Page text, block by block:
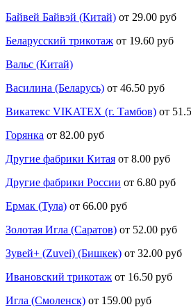
Байвей Байвэй (Китай) от 29.00 руб
Беларусский трикотаж от 19.60 руб
Вальс (Китай)
Василина (Беларусь) от 46.50 руб
Викатекс VIKATEX (г. Тамбов) от
Горянка от 82.00 руб
Другие фабрики Китая от 8.00 руб
Другие фабрики России от 6.80 руб
Ермак (Тула) от 66.00 руб
Золотая Игла (Саратов) от 52.00 руб
Зувей+ (Zuvei) (Бишкек) от 32.00 руб
Ивановский трикотаж от 16.50 руб
Игла (Смоленск) от 159.00 руб